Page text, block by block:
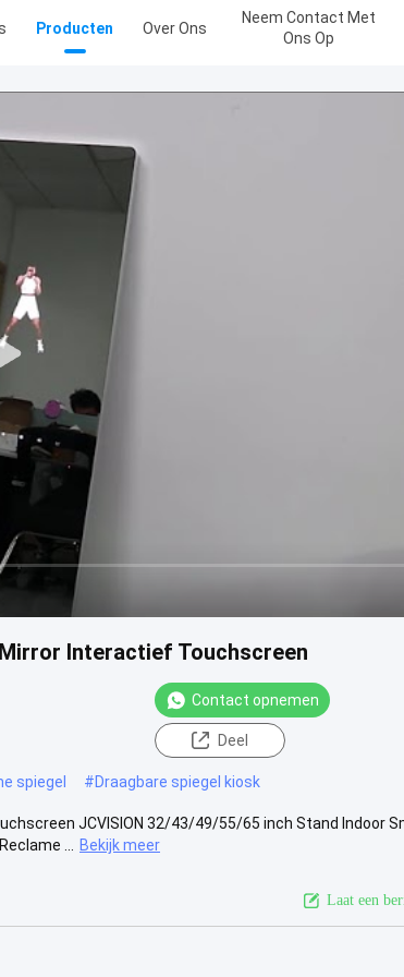
Producten Over Ons
Neem Contact Met
Ons Op
Interactief Touchscreen
Contact opnemen
Deel
spiegel #Draagbare spiegel kiosk
JCVISION 32/43/49/55/65 inch Stand Indoor
...
Bekijk meer
Laat een